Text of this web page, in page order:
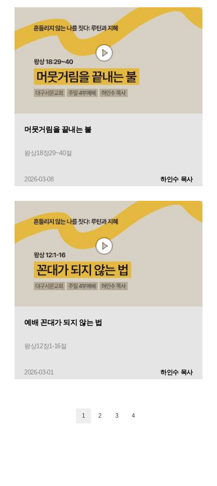
머뭇거림을 끝내는 불
왕상18장29~40절
2026-03-08 하인수 목사
예배 꼰대가 되지 않는 법
왕상12장1-16절
2026-03-01 하인수 목사
1 2 3 4